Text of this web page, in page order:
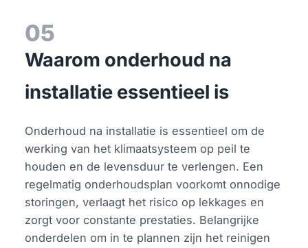
05
Waarom onderhoud na
installatie essentieel is
Onderhoud na installatie is essentieel om de
werking van het klimaatsysteem op peil te
houden en de levensduur te verlengen. Een
regelmatig onderhoudsplan voorkomt onnodige
storingen, verlaagt het risico op lekkages en
zorgt voor constante prestaties. Belangrijke
onderdelen om in te plannen zijn het reinigen